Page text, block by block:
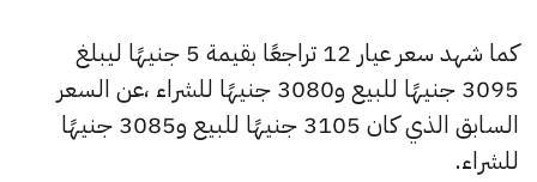
كما شهد سعر عيار 12 تراجعًا بقيمة 5 جنيهًا ليبلغ
3095 جنيهًا للبيع و3080 جنيهًا للشراء ،عن السعر
السابق الذي كان 3105 جنيهًا للبيع و3085 جنيهًا
للشراء.